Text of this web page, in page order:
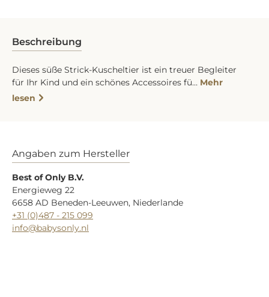
Beschreibung
Dieses süße Strick-Kuscheltier ist ein treuer Begleiter
für Ihr Kind und ein schönes Accessoires fü… Mehr
lesen
Angaben zum Hersteller
Best of Only B.V.
Energieweg 22
6658 AD Beneden-Leeuwen, Niederlande
+31 (0)487 - 215 099
info@babysonly.nl